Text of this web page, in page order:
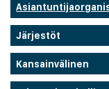
Järjestöt
Kansainvälinen